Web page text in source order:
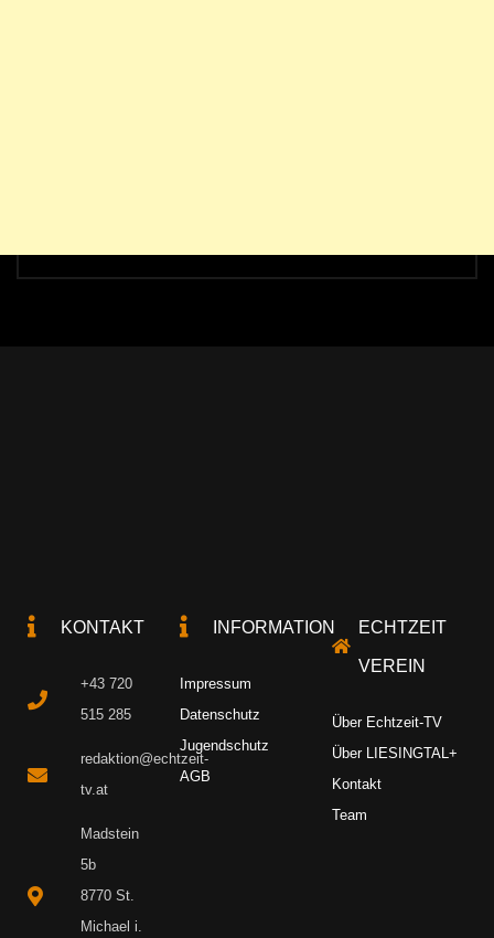
KONTAKT
+43 720
515 285
redaktion@echtzeit-
tv.at
Madstein
5b
8770 St.
Michael i.
INFORMATION
Impressum
Datenschutz
Jugendschutz
AGB
ECHTZEIT
VEREIN
Über Echtzeit-TV
Über LIESINGTAL+
Kontakt
Team